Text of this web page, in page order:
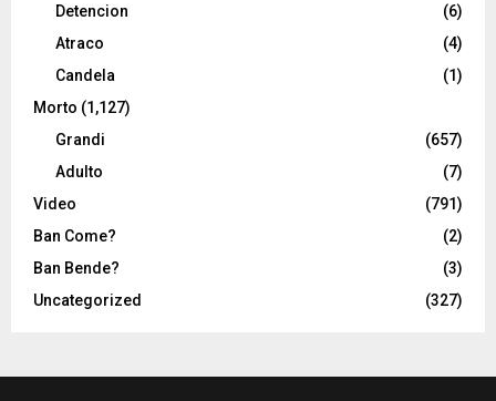
Detencion
(6)
Atraco
(4)
Candela
(1)
Morto (1,127)
Grandi
(657)
Adulto
(7)
Video
(791)
Ban Come?
(2)
Ban Bende?
(3)
Uncategorized
(327)